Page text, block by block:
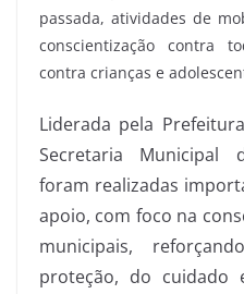
passada, atividades de
conscientização contra
contra crianças e
Liderada pela
Secretaria Municipal
foram realizadas
apoio, com foco na
municipais,
proteção, do cuidado